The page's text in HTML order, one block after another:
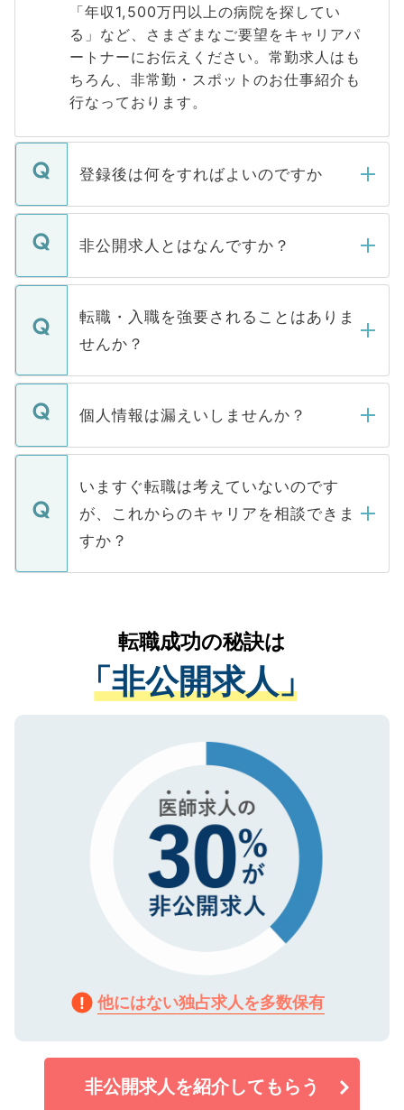
「年収1,500万円以上の病院を探してい
る」など、さまざまなご要望をキャリアパ
ートナーにお伝えください。常勤求人はも
ちろん、非常勤・スポットのお仕事紹介も
行なっております。
登録後は何をすればよいのですか
ご登録いただきましたら、弊社担当者がご
登録内容を確認し、その後メールもしくは
ます。通常、5営業日以内にはご連絡をせて
いただきますので、しばらくお待ちくださ
非公開求人とはなんですか？
マイナビDOCTORで取り扱っている求人の
うち約3割は、Webサイトからご覧いただ
けない「非公開求人」です。非公開求人は
下記の理由によって、一般には公開してい
ません。
■応募殺到を避けるため 人気のある医療機
関を公にしてしまうと、応募が殺到する場
に、医療機関が求める条件に合った人材の
みを人材紹介会社に依頼するケースが増え
ています。
転職・入職を強要されることはありま
せんか？
転職・入職を強要することは一切ありませ
ん。また、仮に応募先から内定をいただい
定を承諾する必要はありません。内定先へ
の辞退の連絡はキャリアパートナーが行い
個人情報は漏えいしませんか？
個人情報が漏えいすることはありませんの
で、ご安心ください。当サイトからの登録
などで収集したご登録者様の個人情報は、
ご本人のキャリアアップおよび転職活動の
支援を目的に使用いたします。お預かりし
ているすべての個人データはご本人の許可
は、個人情報の取り扱いについての厳密な
管理基準を満たした事業者のみに付与され
る、プライバシーマークを取得済みです。
で、機密保持に関してもご安心ください。
いますぐ転職は考えていないのです
が、これからのキャリアを相談できま
すか？
かがいして、現在の医療機関の状況や紹介
経験をまじえながら、適切なアドバイスを
させていただきます。すぐにご転職をされ
ない方には、長期的なサポートが可能です
ので、まずはご登録ください。
転職成功の秘訣は
「非公開求人」
他にはない独占求人を多数保有
非公開求人を紹介してもらう